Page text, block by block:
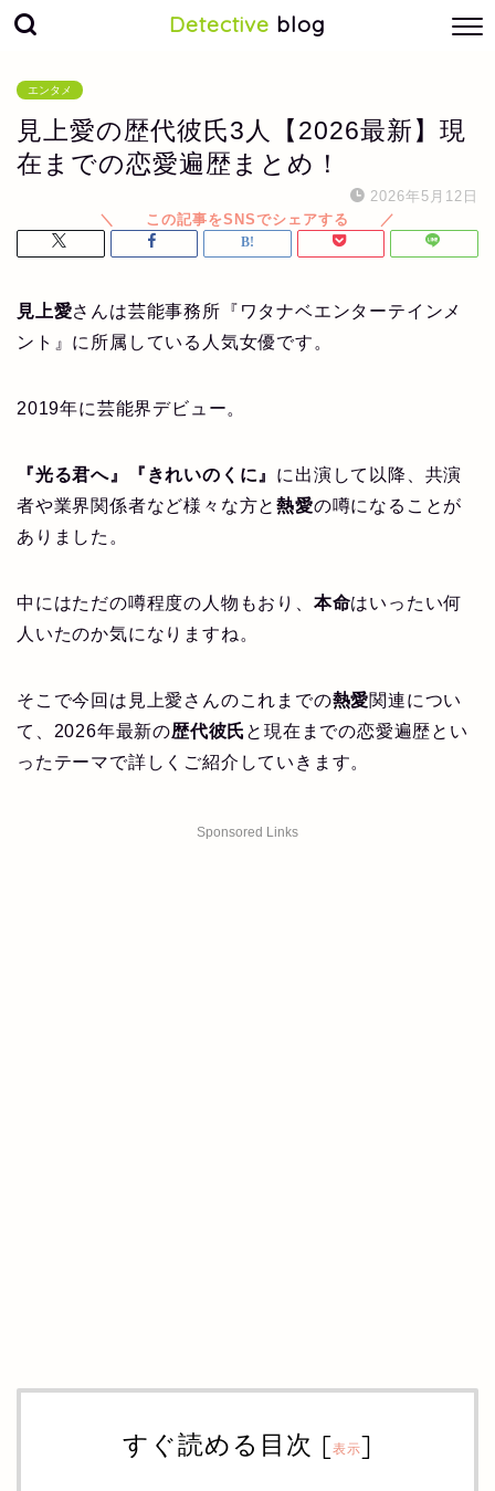
Detective blog
エンタメ
見上愛の歴代彼氏3人【2026最新】現
在までの恋愛遍歴まとめ！
2026年5月12日
見上愛さんは芸能事務所『ワタナベエンターテインメ
ント』に所属している人気女優です。
2019年に芸能界デビュー。
『光る君へ』 『きれいのくに』 に出演して以降、共演
者や業界関係者など様々な方と熱愛の噂になることが
ありました。
中にはただの噂程度の人物もおり、 本命はいったい何
人いたのか気になりますね。
そこで今回は見上愛さんのこれまでの熱愛関連につい
て、2026年最新の歴代彼氏 と現在までの恋愛遍歴とい
ったテーマで詳しくご紹介していきます。
Sponsored Links
すぐ読める目次 [表示]